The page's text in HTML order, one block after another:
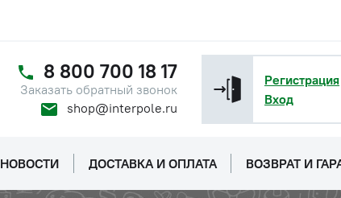
8 800 700 18 17
Заказать обратный звонок
shop@interpole.ru
Регистрация
Вход
НОВОСТИ ДОСТАВКА И ОПЛАТА ВОЗВРАТ И